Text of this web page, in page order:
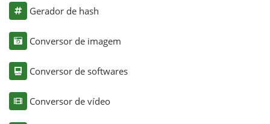
Gerador de hash
Conversor de imagem
Conversor de softwares
Conversor de vídeo